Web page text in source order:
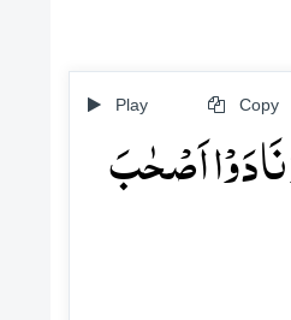
Play Copy
اَصۡحٰبَ